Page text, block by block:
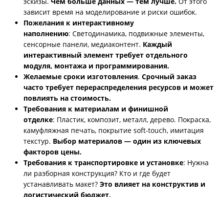
зависит время на моделирование и риски ошибок.
Пожелания к интерактивному
наполнению: Светодинамика, подвижные элементы,
сенсорные панели, медиаконтент. Каждый
интерактивный элемент требует отдельного
модуля, монтажа и программирования.
Желаемые сроки изготовления. Срочный заказ
часто требует перераспределения ресурсов и может
повлиять на стоимость.
Требования к материалам и финишной
отделке: Пластик, композит, металл, дерево. Покраска,
камуфляжная печать, покрытие soft-touch, имитация
текстур. Выбор материалов — один из ключевых
факторов цены.
Требования к транспортировке и установке: Нужна
ли разборная конструкция? Кто и где будет
устанавливать макет? Это влияет на конструктив и
логистический бюджет.